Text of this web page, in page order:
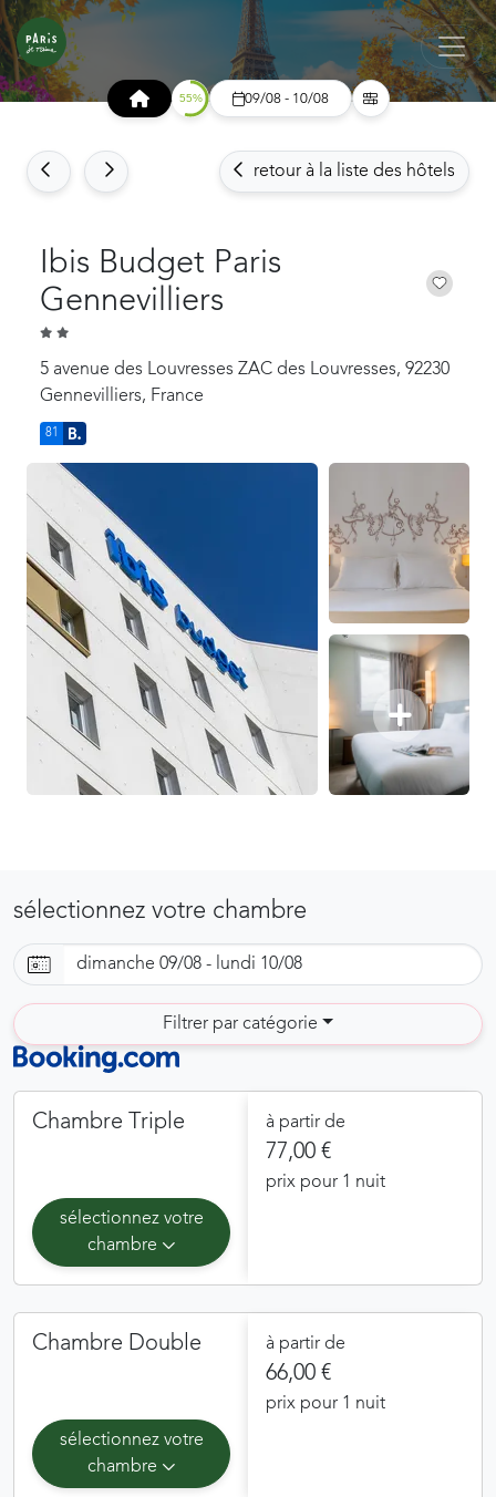
09/08 - 10/08
retour à la liste des hôtels
Ibis Budget Paris
Gennevilliers
5 avenue des Louvresses ZAC des Louvresses, 92230
Gennevilliers, France
81
sélectionnez votre chambre
Filtrer par catégorie
Chambre Triple
sélectionnez votre
chambre
à partir de
77,00 €
prix pour 1 nuit
Chambre Double
sélectionnez votre
chambre
à partir de
66,00 €
prix pour 1 nuit